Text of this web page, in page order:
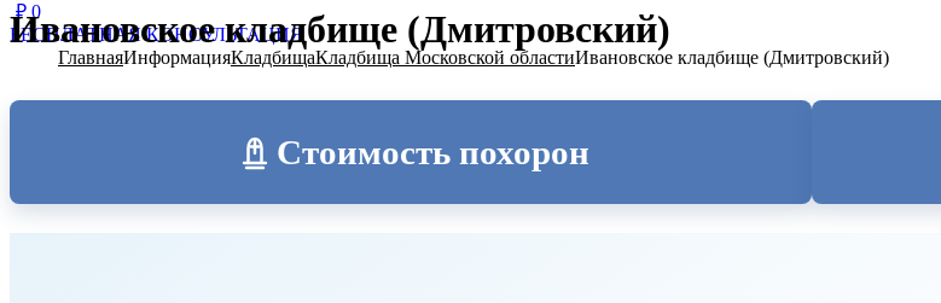
₽ 0
БЕСПЛАТНАЯ КОНСУЛЬТАЦИЯ
ГлавнаяИнформацияКладбищаКладбища Московской областиИвановское кладбище (Дмитровский)
Ивановское кладбище (Дмитровский)
Стоимость похорон